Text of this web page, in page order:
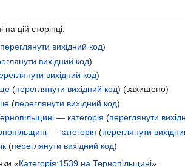
цій сторінці:
переглянути вихідний код)
вихідний код)
вихідний код)
(переглянути вихідний код) (захищено)
(переглянути вихідний код)
— категорія (переглянути
— категорія (переглянути
(переглянути вихідний код)
«Категорія:1539 на Тернопільщині».